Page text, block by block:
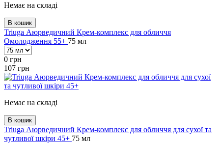
Немає на складі
В кошик
Triuga Аюрведичний Крем-комплекс для обличчя
Омолодження 55+ 75 мл
0 грн
107 грн
Немає на складі
В кошик
Triuga Аюрведичний Крем-комплекс для обличчя для сухої та
чутливої шкіри 45+ 75 мл